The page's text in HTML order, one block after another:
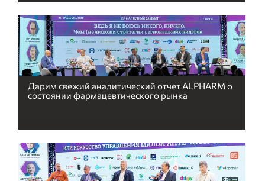
Дарим свежий аналитический отчет ALPHARM о
состоянии фармацевтического рынка